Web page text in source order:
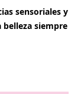
sensoriales y
belleza siempre